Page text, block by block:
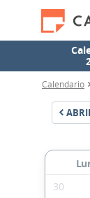
Calendario
30